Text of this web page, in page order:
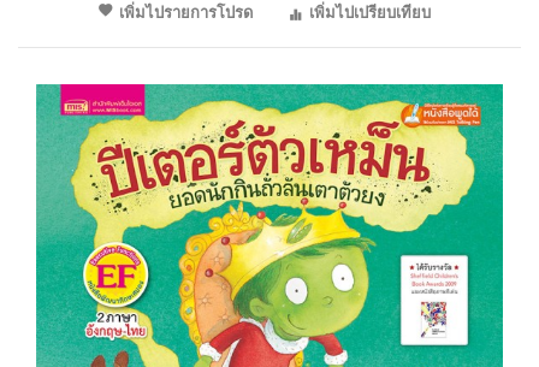
เพิ่มไปรายการโปรด
เพิ่มไปเปรียบเทียบ